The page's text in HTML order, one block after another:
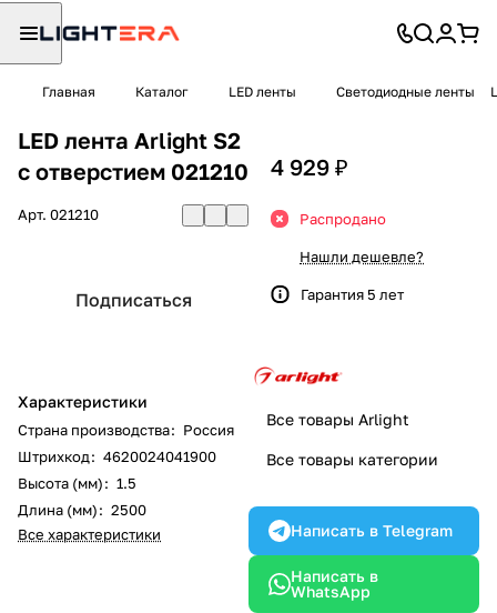
Главная Каталог LED ленты Светодиодные ленты
LED лента Arlight S2
с отверстием 021210
Арт. 021210
Подписаться
Характеристики
Страна производства: Россия
Штрихкод: 4620024041900
Высота (мм): 1.5
Длина (мм): 2500
Все характеристики
4 929 ₽
Распродано
Нашли дешевле?
Гарантия 5 лет
Все товары Arlight
Все товары категории
Написать в Telegram
Написать в
WhatsApp